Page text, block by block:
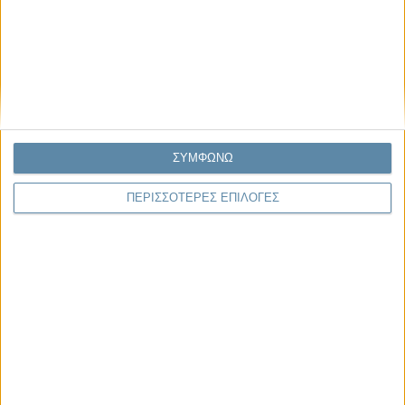
ΠΕΡΙΣΣΟΤΕΡΕΣ ΕΠΙΛΟΓΕΣ
ΣΥΜΦΩΝΩ
Ο Όλυμπος εντάχθηκε στον Κατάλογο Μνημείων
Παγκόσμιας Κληρονομιάς της UNESCO
Σεισμοί Βενεζουέλας 2026: Επιτόπια Διερεύνηση,
Τεκμηρίωση και Διδάγματα